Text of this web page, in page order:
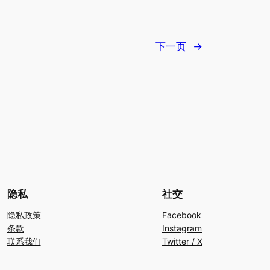
下一页 →
隐私
隐私政策
条款
联系我们
社交
Facebook
Instagram
Twitter / X